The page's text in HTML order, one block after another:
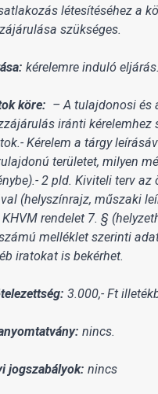
létesítéséhez a
szükséges.
kérelemre induló eljárás.
köre: – A tulajdonosi és
iránti kérelemhez
Kérelem a tárgy
területet, milyen
2 pld. Kiviteli terv az
(helyszínrajz, műszaki
rendelet 7. §
melléklet szerinti
iratokat is bekérhet.
3.000,- Ft
nincs.
jogszabályok: nincs